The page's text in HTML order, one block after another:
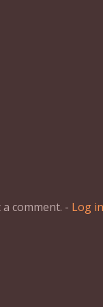
comment. - Log in